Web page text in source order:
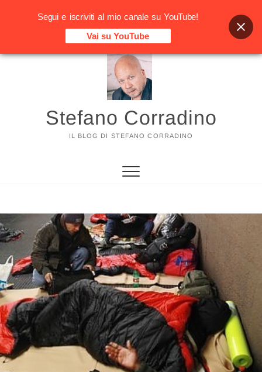
Vai
Stefano Corradino
IL BLOG DI STEFANO CORRADINO
Segui e iscriviti al mio canale su YouTube!
Vai su YouTube